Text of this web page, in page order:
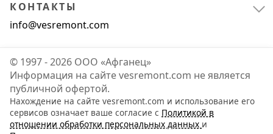
КОНТАКТЫ
info@vesremont.com
© 1997 - 2026 ООО «Афганец»
Информация на сайте vesremont.com не является
публичной офертой.
Нахождение на сайте vesremont.com и использование его
сервисов означает ваше согласие с Политикой в
отношении обработки персональных данных и